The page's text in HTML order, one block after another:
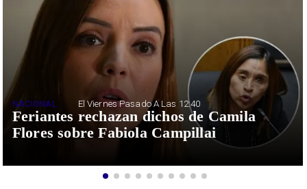
Feriantes rechazan dichos de Camila
Flores sobre Fabiola Campillai
NACIONAL El Viernes Pasado A Las 12:40